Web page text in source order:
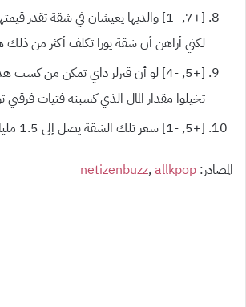
لكني أراهن أن شقة يورا تكلف أكثر من ذلك
[+5, -4] لو أن قيرلز داي تمكن من كسب
تخيلوا مقدار المال الذي كسبنه فتيات
[+5, -1] سعر تلك الشقة يصل إلى 1.5 مليار وون..
المصادر: netizenbuzz, allkpop